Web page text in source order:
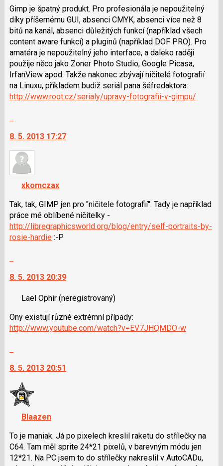
klávesy
N
pro
následující
a
P
pro
předchozí
nový
Gimp je špatný produkt. Pro profesionála je nepoužitelný
díky příšernému GUI, absenci CMYK, absenci více než 8
bitů na kanál, absenci důležitých funkcí (například všech
content aware funkcí) a pluginů (například DOF PRO). Pro
amatéra je nepoužitelný jeho interface, a daleko raději
použije něco jako Zoner Photo Studio, Google Picasa,
IrfanView apod. Takže nakonec zbývají ničitelé fotografií
na Linuxu, příkladem budiž seriál pana šéfredaktora:
http://www.root.cz/serialy/upravy-fotografii-v-gimpu/
další
nový
názor.
navigaci
lze
použít
i
klávesy
N
P
předchozí
nový
názor
8. 5. 2013 17:27
xkomczax
Tak, tak, GIMP jen pro "ničitele fotografií". Tady je například
práce mé oblíbené ničitelky -
http://libregraphicsworld.org/blog/entry/self-portraits-by-
rosie-hardie:-P
další
názor.
navigaci
lze
klávesy
pro
následující
P
předchozí
nový
8. 5. 2013 20:39
Lael Ophir (neregistrovaný)
Ony existují různé extrémní případy:
http://www.youtube.com/watch?v=EV7JHQMDO-w
další
názor.
K
navigaci
lze
použít
i
klávesy
8. 5. 2013 20:51
Blaazen
To je maniak. Já po pixelech kreslil raketu do střílečky na
C64. Tam měl sprite 24*21 pixelů, v barevným módu jen
12*21. Na PC jsem to do střílečky nakreslil v AutoCADu,